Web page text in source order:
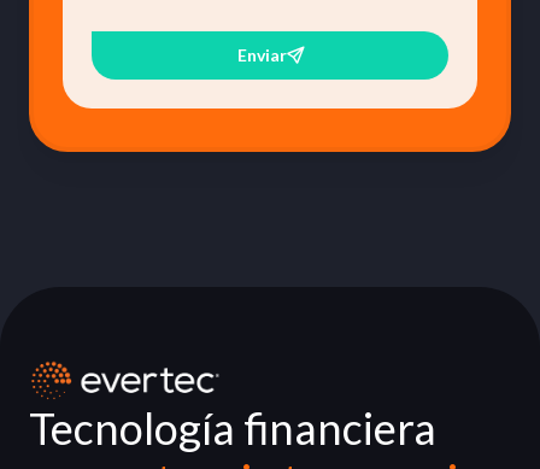
Enviar
Tecnología financiera